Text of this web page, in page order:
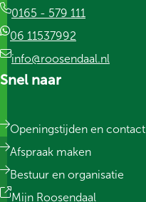
0165 - 579 111
06 11537992
info@roosendaal.nl
Snel naar
Openingstijden en contact
Afspraak maken
Bestuur en organisatie
Mijn Roosendaal